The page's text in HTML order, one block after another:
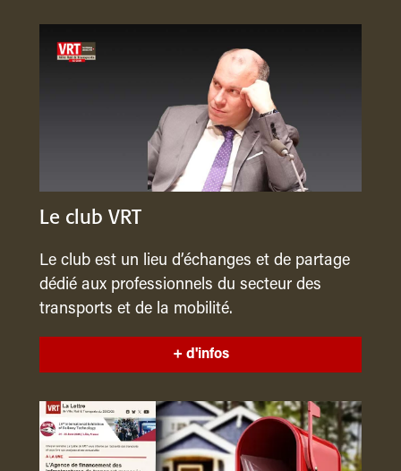
Le club VRT
Le club est un lieu d’échanges et de partage
dédié aux professionnels du secteur des
transports et de la mobilité.
+ d'infos